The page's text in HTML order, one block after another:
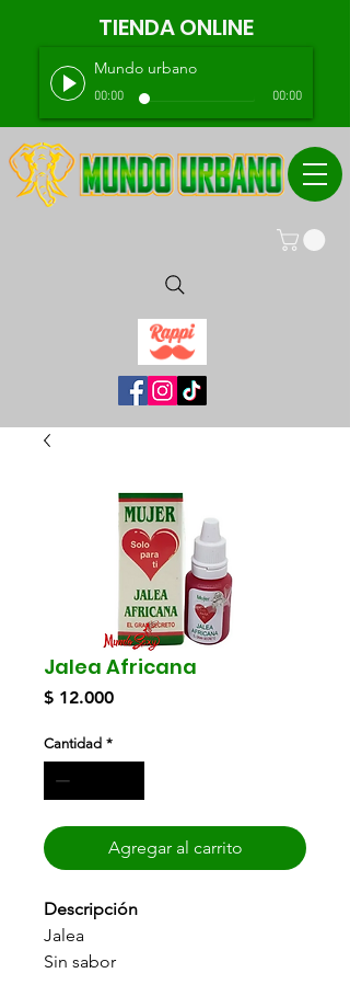
TIENDA ONLINE
Mundo urbano
00:00 00:00
Jalea Africana
$ 12.000Precio
Cantidad *
Agregar al carrito
Descripción
Jalea
Sin sabor